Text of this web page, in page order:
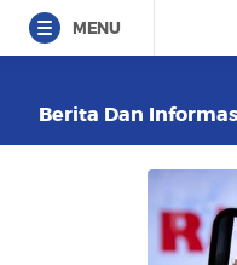
MENU
Berita Dan